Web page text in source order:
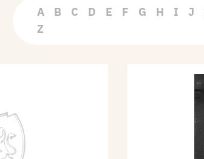
A B C D E F G H I J
Z